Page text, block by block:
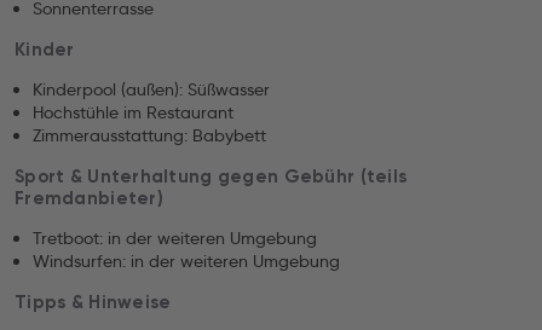
Sonnenterrasse
Kinder
Kinderpool (außen): Süßwasser
Hochstühle im Restaurant
Zimmerausstattung: Babybett
Sport & Unterhaltung gegen Gebühr (teils
Fremdanbieter)
Tretboot: in der weiteren Umgebung
Windsurfen: in der weiteren Umgebung
Tipps & Hinweise